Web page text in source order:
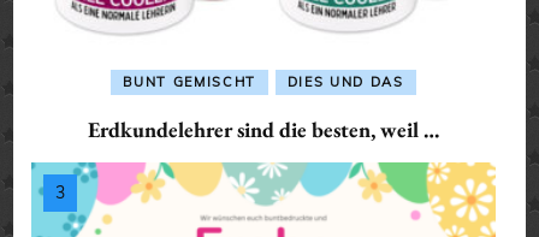
BUNT GEMISCHT DIES UND DAS
Erdkundelehrer sind die besten, weil …